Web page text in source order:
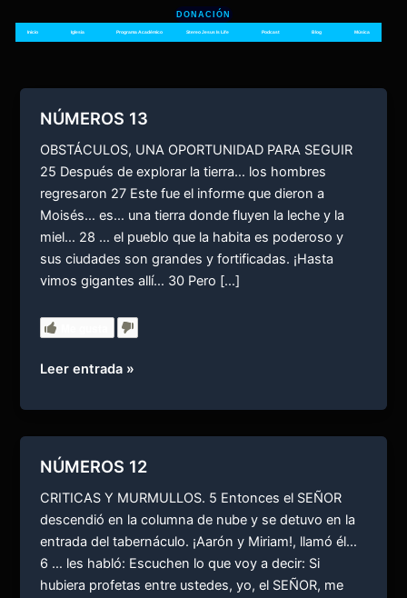
DONACIÓN
Inicio Iglesia Programa Académico Stereo Jesus Is Life Podcast Blog Música
NÚMEROS 13
OBSTÁCULOS, UNA OPORTUNIDAD PARA SEGUIR
25 Después de explorar la tierra… los hombres
regresaron 27 Este fue el informe que dieron a
Moisés… es… una tierra donde fluyen la leche y la
miel… 28 … el pueblo que la habita es poderoso y
sus ciudades son grandes y fortificadas. ¡Hasta
vimos gigantes allí… 30 Pero […]
NÚMEROS
Leer entrada »
NÚMEROS 12
CRITICAS Y MURMULLOS. 5 Entonces el SEÑOR
descendió en la columna de nube y se detuvo en la
entrada del tabernáculo. ¡Aarón y Miriam!, llamó él…
6 … les habló: Escuchen lo que voy a decir: Si
hubiera profetas entre ustedes, yo, el SEÑOR, me